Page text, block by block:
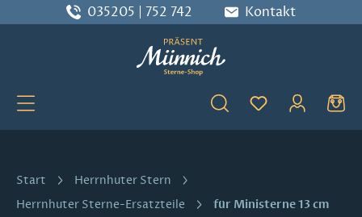
Zum Hauptinhalt springen
035205 | 752 742 Kontakt
Du hast 0
Start
Herrnhuter Stern
Herrnhuter Sterne-Ersatzteile
für Ministerne 13 cm